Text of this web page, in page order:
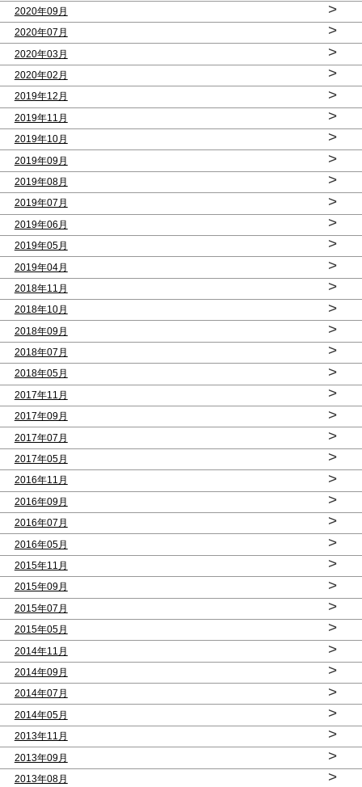
2020年09月 >
2020年07月 >
2020年03月 >
2020年02月 >
2019年12月 >
2019年11月 >
2019年10月 >
2019年09月 >
2019年08月 >
2019年07月 >
2019年06月 >
2019年05月 >
2019年04月 >
2018年11月 >
2018年10月 >
2018年09月 >
2018年07月 >
2018年05月 >
2017年11月 >
2017年09月 >
2017年07月 >
2017年05月 >
2016年11月 >
2016年09月 >
2016年07月 >
2016年05月 >
2015年11月 >
2015年09月 >
2015年07月 >
2015年05月 >
2014年11月 >
2014年09月 >
2014年07月 >
2014年05月 >
2013年11月 >
2013年09月 >
2013年08月 >